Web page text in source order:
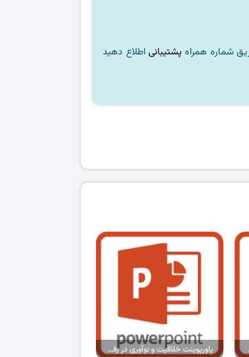
شماره همراه پشتیبانیاطلاع دهید
پاورپوینت خلاقیت و نوآوری در رفتار سازمانی